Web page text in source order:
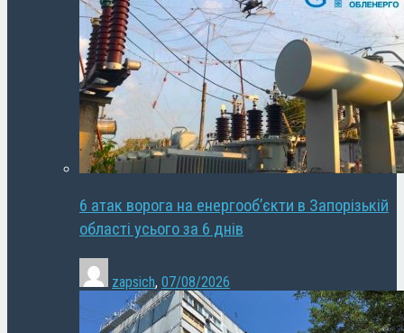
6 атак ворога на енергооб’єкти в Запорізькій
області усього за 6 днів
zapsich, 07/08/2026